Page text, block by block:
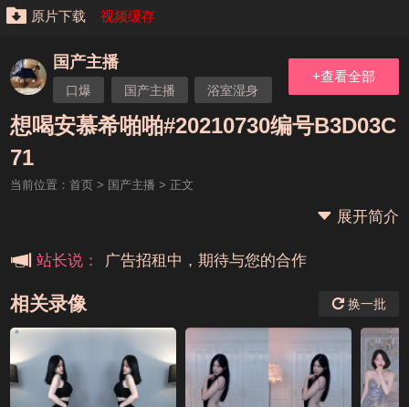
原片下载 视频缓存
国产主播
口爆 国产主播
浴室湿身
渔网袜
想喝安慕希
+查看全部
想喝安慕希啪啪#20210730编号B3D03C
71
当前位置： 首页> 国产主播 > 正文
展开简介
站长说： 广告招租中，期待与您的合作
相关录像 换一批